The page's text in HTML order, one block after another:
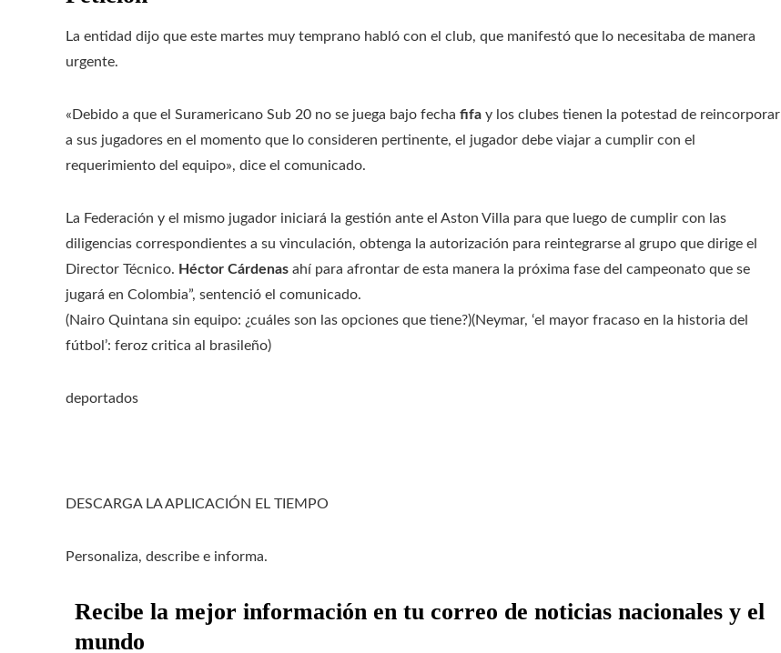
La entidad dijo que este martes muy temprano habló con el club, que manifestó que lo necesitaba de manera
urgente.
«Debido a que el Suramericano Sub 20 no se juega bajo fecha fifa y los clubes tienen la potestad de reincorporar
a sus jugadores en el momento que lo consideren pertinente, el jugador debe viajar a cumplir con el
requerimiento del equipo», dice el comunicado.
La Federación y el mismo jugador iniciará la gestión ante el Aston Villa para que luego de cumplir con las
diligencias correspondientes a su vinculación, obtenga la autorización para reintegrarse al grupo que dirige el
Director Técnico. Héctor Cárdenas ahí para afrontar de esta manera la próxima fase del campeonato que se
jugará en Colombia”, sentenció el comunicado.
(Nairo Quintana sin equipo: ¿cuáles son las opciones que tiene?)(Neymar, ‘el mayor fracaso en la historia del
fútbol’: feroz critica al brasileño)
deportados
DESCARGA LA APLICACIÓN EL TIEMPO
Personaliza, describe e informa.
Recibe la mejor información en tu correo de noticias nacionales y el
mundo